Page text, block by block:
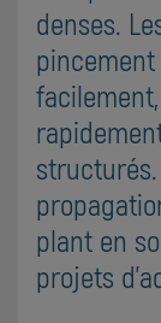
denses.
plant en
projets